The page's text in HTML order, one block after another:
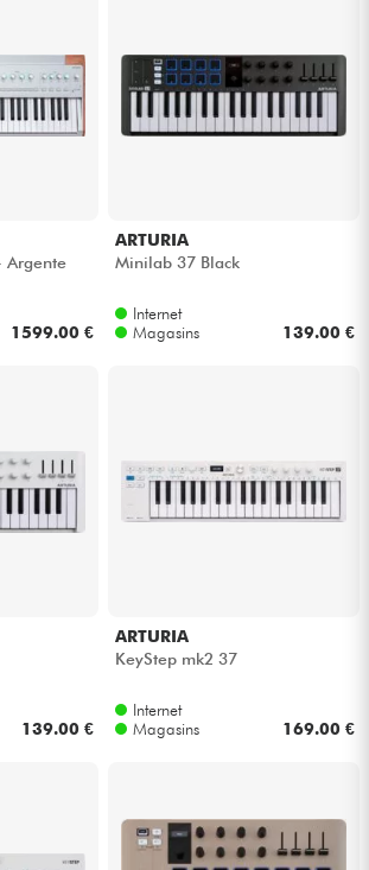
Argente
1599.00 €
ARTURIA
Minilab 37 Black
Internet
Magasins
139.00 €
139.00 €
ARTURIA
KeyStep mk2 37
Internet
Magasins
169.00 €